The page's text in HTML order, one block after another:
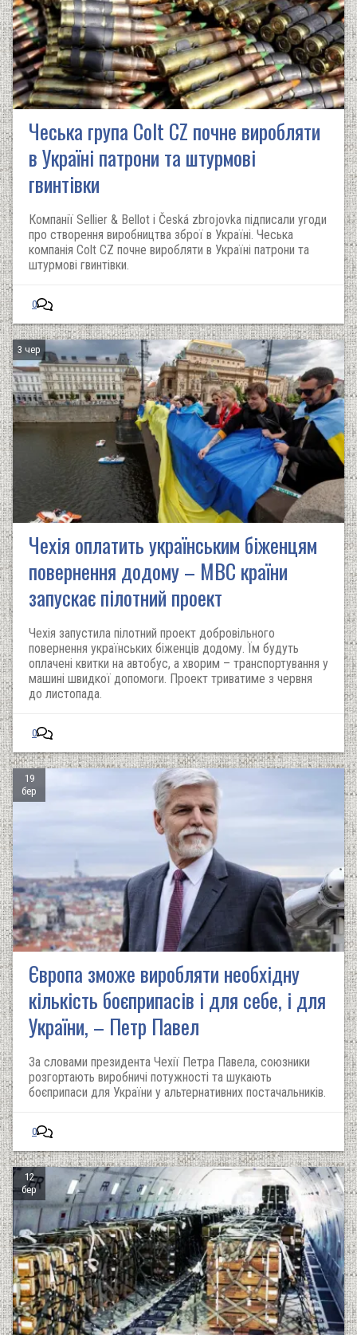
Чеська група Colt CZ почне виробляти
в Україні патрони та штурмові
гвинтівки
Компанії Sellier & Bellot і Česká zbrojovka підписали угоди
про створення виробництва зброї в Україні. Чеська
компанія Colt CZ почне виробляти в Україні патрони та
штурмові гвинтівки.
0
3 чер
Чехія оплатить українським біженцям
повернення додому – МВС країни
запускає пілотний проект
Чехія запустила пілотний проект добровільного
повернення українських біженців додому. Їм будуть
оплачені квитки на автобус, а хворим – транспортування у
машині швидкої допомоги. Проект триватиме з червня
до листопада.
0
19
бер
Європа зможе виробляти необхідну
кількість боєприпасів і для себе, і для
України, – Петр Павел
За словами президента Чехії Петра Павела, союзники
розгортають виробничі потужності та шукають
боєприпаси для України у альтернативних постачальників.
0
12
бер